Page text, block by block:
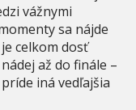
vážnymi
sa nájde
celkom dosť
až do finále –
iná vedľajšia